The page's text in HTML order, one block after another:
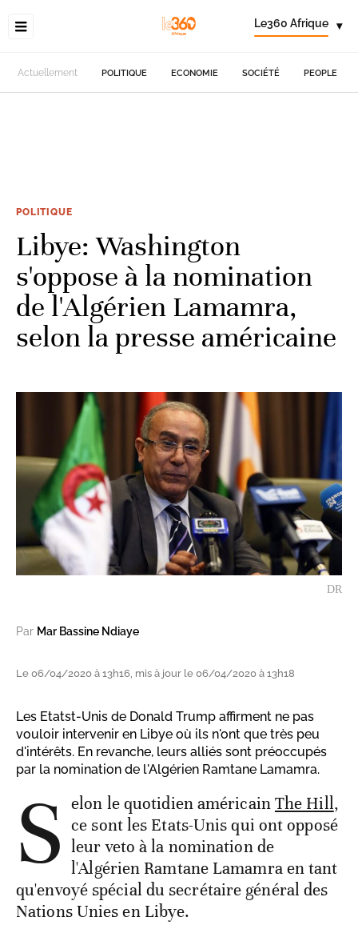
Le360 Afrique ▾
Actuellement POLITIQUE ECONOMIE SOCIÉTÉ PEOPLE
POLITIQUE
Libye: Washington
s'oppose à la nomination
de l'Algérien Lamamra,
selon la presse américaine
DR
Par Mar Bassine Ndiaye
Le 06/04/2020 à 13h16, mis à jour le 06/04/2020 à 13h18
Les Etatst-Unis de Donald Trump affirment ne pas
vouloir intervenir en Libye où ils n'ont que très peu
d'intérêts. En revanche, leurs alliés sont préoccupés
par la nomination de l'Algérien Ramtane Lamamra.
S elon le quotidien américainThe Hill,
ce sont les Etats-Unis qui ont opposé
leur veto à la nomination de
l'Algérien Ramtane Lamamra en tant
qu'envoyé spécial du secrétaire général des
Nations Unies en Libye.